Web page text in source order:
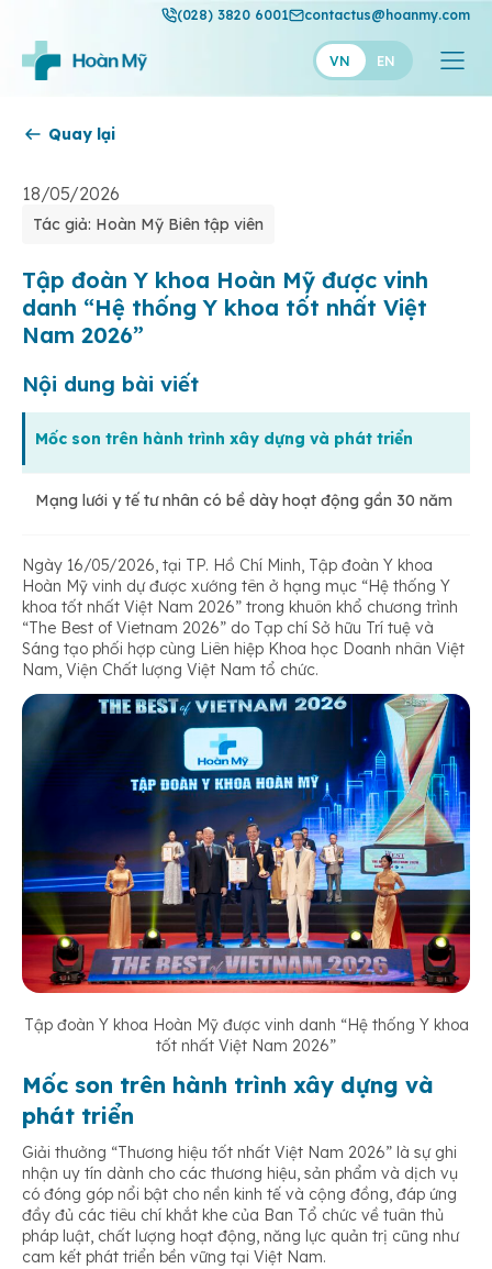
(028) 3820 6001 contactus@hoanmy.com
VN EN
Hạnh Phúc
Thuận Mỹ
Quay lại
18/05/2026
Tác giả: Hoàn Mỹ Biên tập viên
Tập đoàn Y khoa Hoàn Mỹ được vinh
danh “Hệ thống Y khoa tốt nhất Việt
Nam 2026”
Nội dung bài viết
Mốc son trên hành trình xây dựng và phát triển
Mạng lưới y tế tư nhân có bề dày hoạt động gần 30 năm
Ngày 16/05/2026, tại TP. Hồ Chí Minh, Tập đoàn Y khoa
Hoàn Mỹ vinh dự được xướng tên ở hạng mục “Hệ thống Y
khoa tốt nhất Việt Nam 2026” trong khuôn khổ chương trình
“The Best of Vietnam 2026” do Tạp chí Sở hữu Trí tuệ và
Sáng tạo phối hợp cùng Liên hiệp Khoa học Doanh nhân Việt
Nam, Viện Chất lượng Việt Nam tổ chức.
Tập đoàn Y khoa Hoàn Mỹ được vinh danh “Hệ thống Y khoa
tốt nhất Việt Nam 2026”
Mốc son trên hành trình xây dựng và
phát triển
Giải thưởng “Thương hiệu tốt nhất Việt Nam 2026” là sự ghi
nhận uy tín dành cho các thương hiệu, sản phẩm và dịch vụ
có đóng góp nổi bật cho nền kinh tế và cộng đồng, đáp ứng
đầy đủ các tiêu chí khắt khe của Ban Tổ chức về tuân thủ
pháp luật, chất lượng hoạt động, năng lực quản trị cũng như
cam kết phát triển bền vững tại Việt Nam.